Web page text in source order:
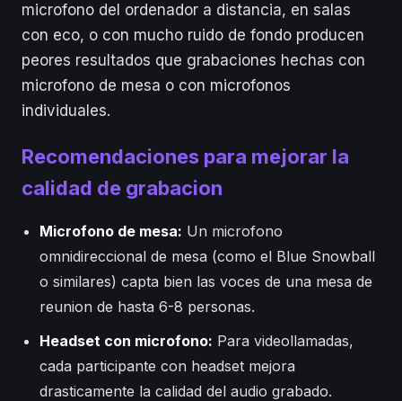
microfono del ordenador a distancia, en salas
con eco, o con mucho ruido de fondo producen
peores resultados que grabaciones hechas con
microfono de mesa o con microfonos
individuales.
Recomendaciones para mejorar la
calidad de grabacion
Microfono de mesa: Un microfono
omnidireccional de mesa (como el Blue Snowball
o similares) capta bien las voces de una mesa de
reunion de hasta 6-8 personas.
Headset con microfono: Para videollamadas,
cada participante con headset mejora
drasticamente la calidad del audio grabado.